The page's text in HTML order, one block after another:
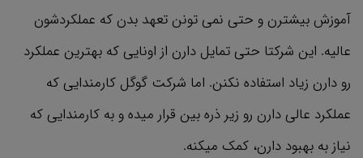
آموزش بیشترن و حتی نمی تونن تعهد بدن که عملکردشون
عالیه. این شرکتا حتی تمایل دارن از اونایی که بهترین عملکرد
رو دارن زیاد استفاده نکنن. اما شرکت گوگل کارمندایی که
عملکرد عالی دارن رو زیر ذره بین قرار میده و به کارمندایی که
نیاز به بهبود دارن، کمک میکنه.